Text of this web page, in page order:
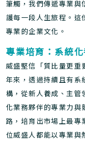
筆觸，我們傳遞專業與
護每一段人生旅程。這
專業的企業文化。
專業培育：系統
威盛堅信「質比量更重
年來，透過持續且有系
構，從新人養成、主管
化業務夥伴的專業力與
路，培育出市場上最專
位威盛人都能以專業與